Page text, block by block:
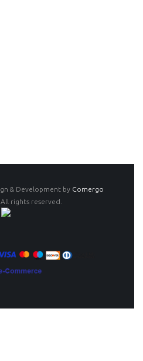
& Development by Comergo
rights reserved.